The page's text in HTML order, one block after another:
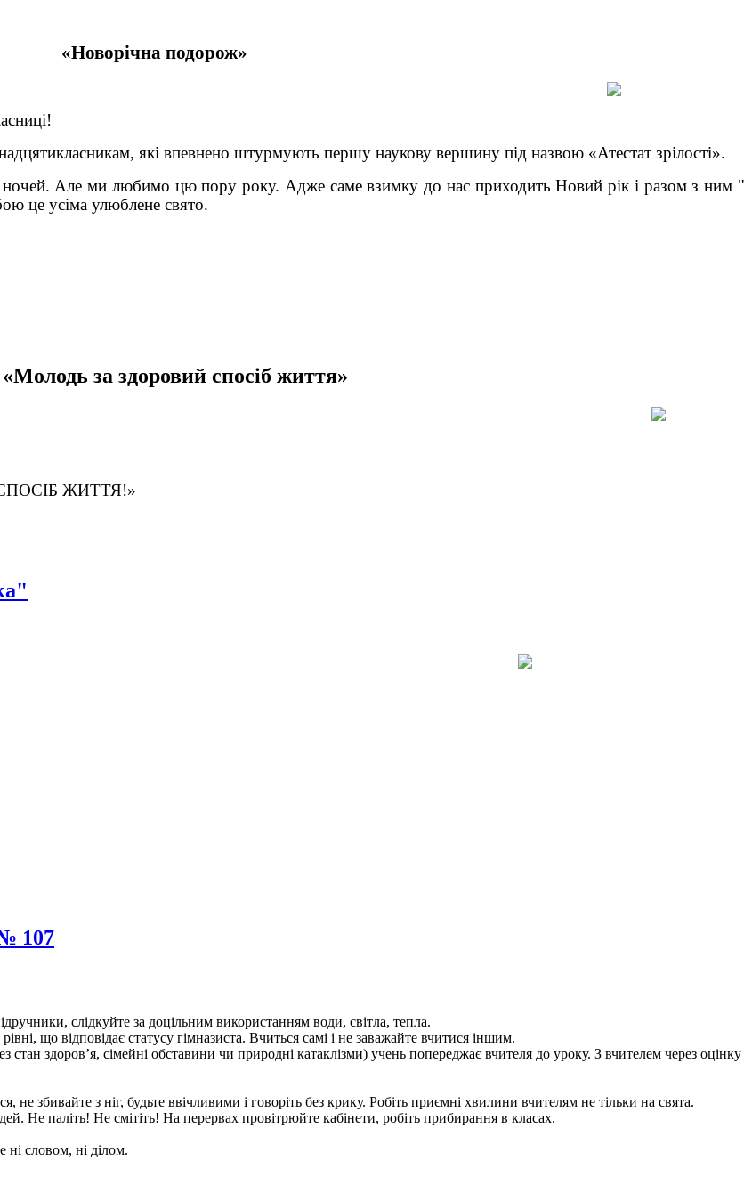
«Новорічна подорож»
які впевнено штурмують першу наукову вершину під назвою «Атестат зрілості».
Але ми любимо цю пору року. Адже саме взимку до нас приходить Новий рік і разом з ним "
це усіма улюблене свято.
«Молодь за здоровий спосіб життя»
ЖИТТЯ!»
107
слідкуйте за доцільним використанням води, світла, тепла.
що відповідає статусу гімназиста. Вчиться самі і не заважайте вчитися іншим.
здоров’я, сімейні обставини чи природні катаклізми) учень попереджає вчителя до уроку. З вчителем через оцінку
збивайте з ніг, будьте ввічливими і говоріть без крику. Робіть приємні хвилини вчителям не тільки на свята.
Не паліть! Не смітіть! На перервах провітрюйте кабінети, робіть прибирання в класах.
словом, ні ділом.